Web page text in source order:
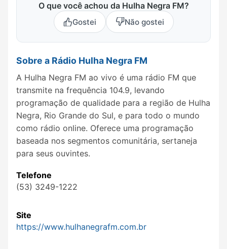
O que você achou da Hulha Negra FM?
Gostei Não gostei
Sobre a Rádio Hulha Negra FM
A Hulha Negra FM ao vivo é uma rádio FM que
transmite na frequência 104.9, levando
programação de qualidade para a região de Hulha
Negra, Rio Grande do Sul, e para todo o mundo
como rádio online. Oferece uma programação
baseada nos segmentos comunitária, sertaneja
para seus ouvintes.
Telefone
(53) 3249-1222
Site
https://www.hulhanegrafm.com.br